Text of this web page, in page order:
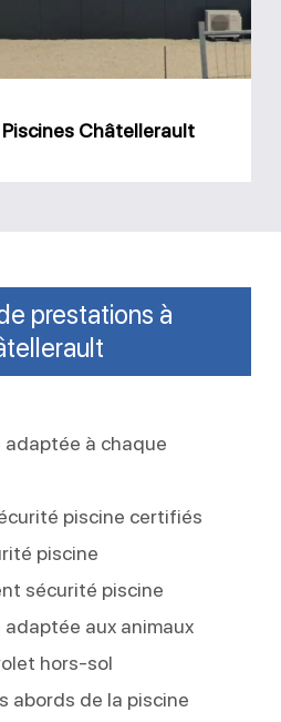
Châtellerault
prestations à
à chaque
piscine certifiés
piscine
sécurité piscine
aux animaux
hors-sol
abords de la piscine